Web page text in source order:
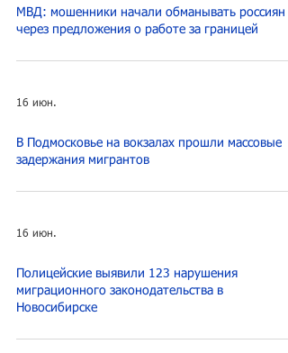
МВД: мошенники начали обманывать россиян
через предложения о работе за границей
16 июн.
В Подмосковье на вокзалах прошли массовые
задержания мигрантов
16 июн.
Полицейские выявили 123 нарушения
миграционного законодательства в
Новосибирске